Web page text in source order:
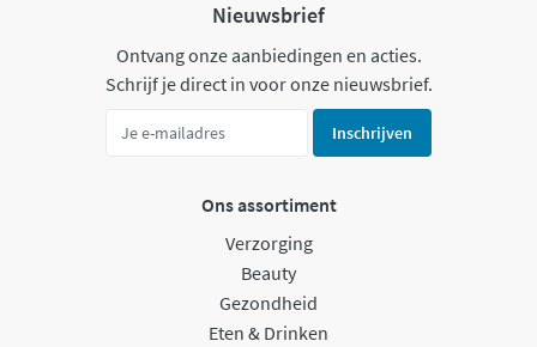
Nieuwsbrief
Ontvang onze aanbiedingen en acties.
Schrijf je direct in voor onze nieuwsbrief.
Inschrijven
Ons assortiment
Verzorging
Beauty
Gezondheid
Eten & Drinken